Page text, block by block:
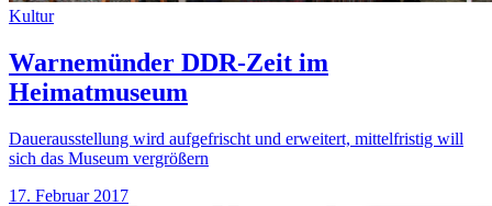
Kultur
Warnemünder DDR-Zeit im
Heimatmuseum
Dauerausstellung wird aufgefrischt und erweitert, mittelfristig will
sich das Museum vergrößern
17. Februar 2017